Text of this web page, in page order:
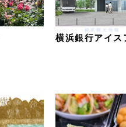
横浜銀行アイス